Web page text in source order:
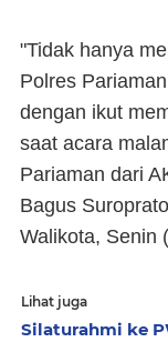
"Tidak hanya
Polres
dengan ikut
saat acara
Pariaman dari
Bagus
Walikota, Senin
Lihat juga
Silaturahmi ke